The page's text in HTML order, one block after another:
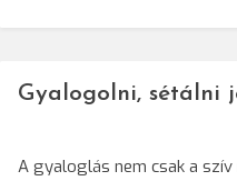
Gyalogolni, sétálni
A gyaloglás nem csak a